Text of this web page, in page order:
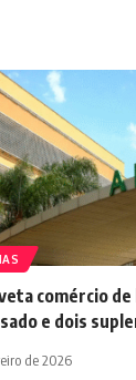
comércio
e dois
de 2026